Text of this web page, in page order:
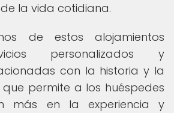
la vida cotidiana.
de estos alojamientos
personalizados y
con la historia y la
permite a los huéspedes
más en la experiencia y